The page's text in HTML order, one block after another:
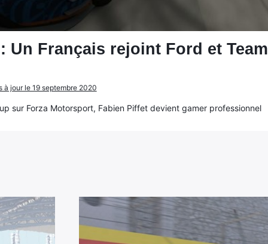
Un Français rejoint Ford et Team
à jour le 19 septembre 2020
sur Forza Motorsport, Fabien Piffet devient gamer professionnel